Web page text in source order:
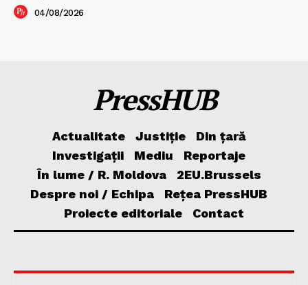
04/08/2026
PressHUB
Actualitate Justiție
Din țară
Investigații
Mediu
Reportaje
În lume / R. Moldova
2EU.Brussels
Despre noi / Echipa
Rețea PressHUB
Proiecte editoriale
Contact